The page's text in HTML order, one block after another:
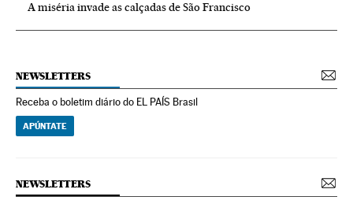
A miséria invade as calçadas de São Francisco
NEWSLETTERS
Receba o boletim diário do EL PAÍS Brasil
APÚNTATE
NEWSLETTERS